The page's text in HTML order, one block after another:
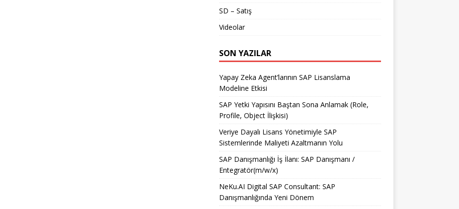
SD – Satış
Videolar
SON YAZILAR
Yapay Zeka Agent’larının SAP Lisanslama
Modeline Etkisi
SAP Yetki Yapısını Baştan Sona Anlamak (Role,
Profile, Object İlişkisi)
Veriye Dayalı Lisans Yönetimiyle SAP
Sistemlerinde Maliyeti Azaltmanın Yolu
SAP Danışmanlığı İş İlanı: SAP Danışmanı /
Entegratör(m/w/x)
NeKu.AI Digital SAP Consultant: SAP
Danışmanlığında Yeni Dönem